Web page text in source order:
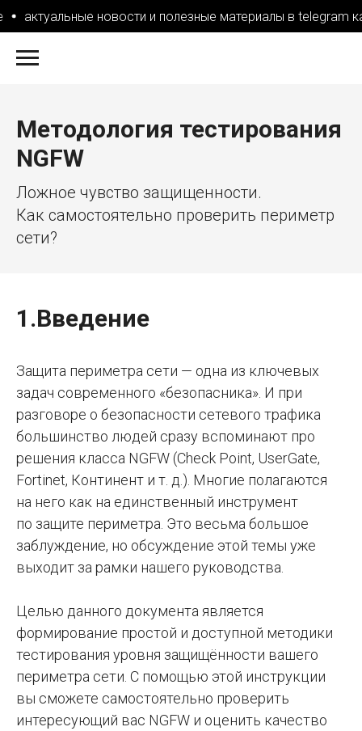
актуальные новости и полезные материалы в telegram
Методология тестирования
NGFW
Ложное чувство защищенности.
Как самостоятельно проверить периметр
сети?
1.Введение
Защита периметра сети — одна из ключевых
задач современного «безопасника». И при
разговоре о безопасности сетевого трафика
большинство людей сразу вспоминают про
решения класса NGFW (Check Point, UserGate,
Fortinet, Континент и т. д.). Многие полагаются
на него как на единственный инструмент
по защите периметра. Это весьма большое
заблуждение, но обсуждение этой темы уже
выходит за рамки нашего руководства.
Целью данного документа является
формирование простой и доступной методики
тестирования уровня защищённости вашего
периметра сети. С помощью этой инструкции
вы сможете самостоятельно проверить
интересующий вас NGFW и оценить качество